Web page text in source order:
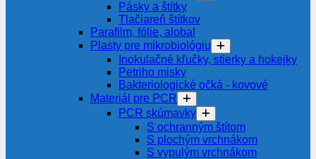
Pásky a štítky
Tlačiareň štítkov
Parafilm, fólie, alobal
Plasty pre mikrobiológiu
Inokulačné kľučky, stierky a hokejky
Petriho misky
Bakteriologické očká - kovové
Materiál pre PCR
PCR skúmavky
S ochranným štítom
S plochým vrchnákom
S vypulým vrchnákom